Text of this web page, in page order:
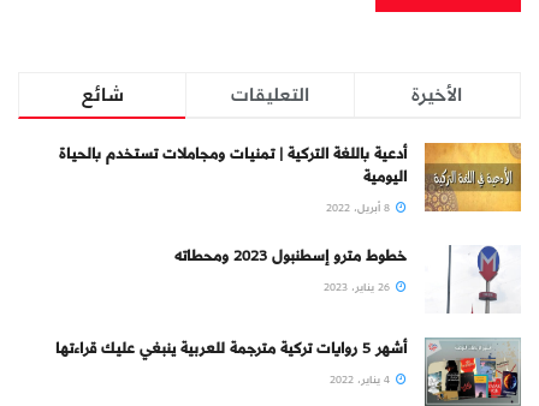
شائع التعليقات الأخيرة
أدعية باللغة التركية | تمنيات ومجاملات تستخدم بالحياة
اليومية
خطوط مترو إسطنبول 2023 ومحطاته
أشهر 5 روايات تركية مترجمة للعربية ينبغي عليك قراءتها